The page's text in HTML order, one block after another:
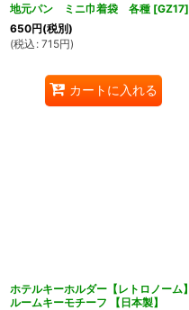
地元パン ミニ巾着袋 各種 [GZ17]
650円(税別)
(税込 : 715円)
カートに入れる
ホテルキーホルダー【レトロノーム】
ルームキーモチーフ 【日本製】